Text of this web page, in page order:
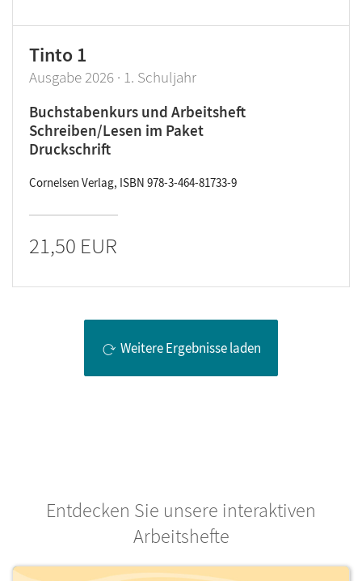
Tinto 1
Ausgabe 2026 · 1. Schuljahr
Buchstabenkurs und Arbeitsheft
Schreiben/Lesen im Paket
Druckschrift
Cornelsen Verlag, ISBN 978-3-464-81733-9
21,50 EUR
Weitere Ergebnisse laden
Entdecken Sie unsere interaktiven
Arbeitshefte